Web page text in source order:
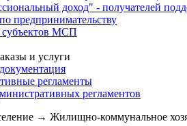
доход" - получателей
предпринимательству
субъектов МСП
и услуги
регламенты
регламентов
→ Жилищно-коммунальное